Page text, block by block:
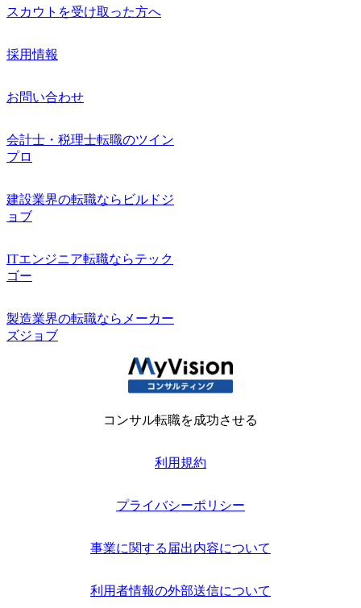
スカウトを受け取った方へ
採用情報
お問い合わせ
会計士・税理士転職のツイン
プロ
建設業界の転職ならビルドジ
ョブ
ITエンジニア転職ならテック
ゴー
製造業界の転職ならメーカー
ズジョブ
コンサル転職を成功させる
利用規約
プライバシーポリシー
事業に関する届出内容について
利用者情報の外部送信について